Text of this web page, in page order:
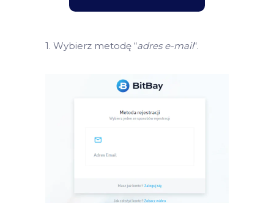
1. Wybierz metodę “adres e-mail“.